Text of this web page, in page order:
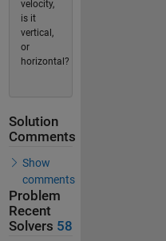
velocity,
is it
vertical,
or
horizontal?
Solution
Comments
Show
comments
Problem
Recent
Solvers 58